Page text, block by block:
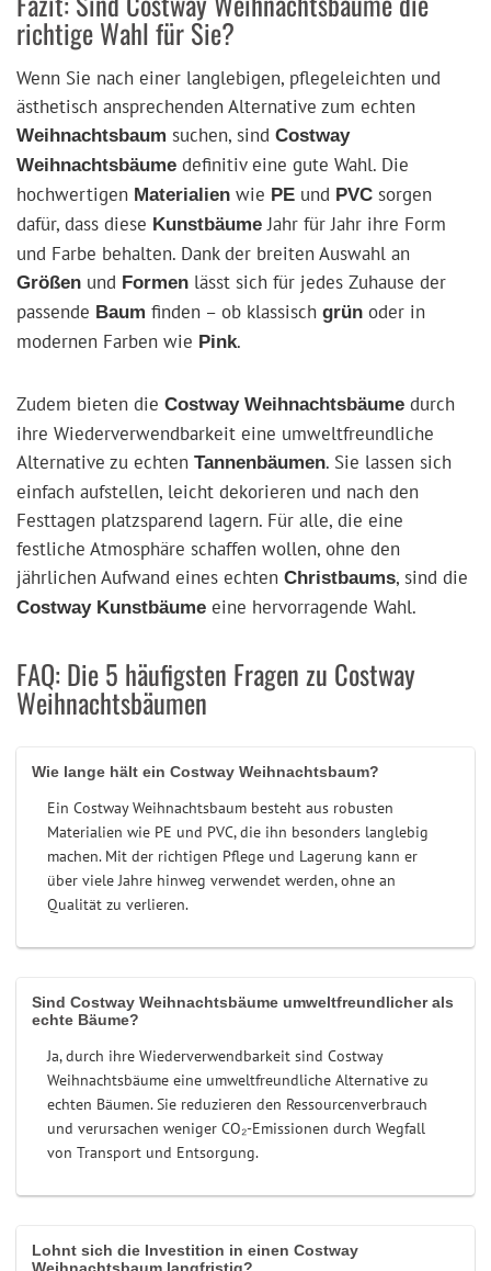
richtige Wahl für Sie?
Wenn Sie nach einer langlebigen, pflegeleichten und
ästhetisch ansprechenden Alternative zum echten
Weihnachtsbaum suchen, sind Costway
Weihnachtsbäume definitiv eine gute Wahl. Die
hochwertigen Materialien wie PE und PVC sorgen
dafür, dass diese Kunstbäume Jahr für Jahr ihre Form
und Farbe behalten. Dank der breiten Auswahl an
Größen und Formen lässt sich für jedes Zuhause der
passende Baum finden – ob klassisch grün oder in
modernen Farben wie Pink.
Zudem bieten die Costway Weihnachtsbäume durch
ihre Wiederverwendbarkeit eine umweltfreundliche
Alternative zu echten Tannenbäumen. Sie lassen sich
einfach aufstellen, leicht dekorieren und nach den
Festtagen platzsparend lagern. Für alle, die eine
festliche Atmosphäre schaffen wollen, ohne den
jährlichen Aufwand eines echten Christbaums, sind die
Costway Kunstbäume eine hervorragende Wahl.
FAQ: Die 5 häufigsten Fragen zu Costway
Weihnachtsbäumen
Wie lange hält ein Costway Weihnachtsbaum?
Ein Costway Weihnachtsbaum besteht aus robusten
Materialien wie PE und PVC, die ihn besonders langlebig
machen. Mit der richtigen Pflege und Lagerung kann er
über viele Jahre hinweg verwendet werden, ohne an
Qualität zu verlieren.
Sind Costway Weihnachtsbäume umweltfreundlicher als
echte Bäume?
Ja, durch ihre Wiederverwendbarkeit sind Costway
Weihnachtsbäume eine umweltfreundliche Alternative zu
echten Bäumen. Sie reduzieren den Ressourcenverbrauch
und verursachen weniger CO₂-Emissionen durch Wegfall
von Transport und Entsorgung.
Lohnt sich die Investition in einen Costway